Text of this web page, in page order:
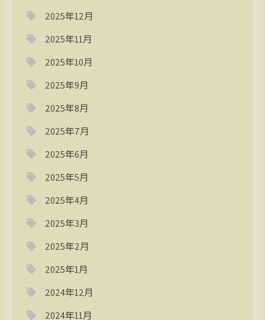
2025年12月
2025年11月
2025年10月
2025年9月
2025年8月
2025年7月
2025年6月
2025年5月
2025年4月
2025年3月
2025年2月
2025年1月
2024年12月
2024年11月